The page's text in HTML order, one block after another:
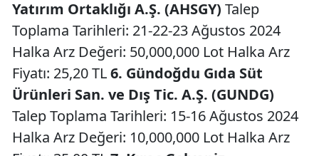
Yatırım Ortaklığı A.Ş. (AHSGY) Talep
Toplama Tarihleri: 21-22-23 Ağustos 2024
Halka Arz Değeri: 50,000,000 Lot Halka Arz
Fiyatı: 25,20 TL6. Gündoğdu Gıda Süt
Ürünleri San. ve Dış Tic. A.Ş. (GUNDG)
Talep Toplama Tarihleri: 15-16 Ağustos 2024
Halka Arz Değeri: 10,000,000 Lot Halka Arz